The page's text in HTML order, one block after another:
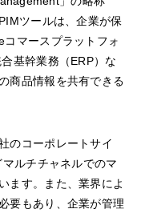
ツールは、企業が保
マースプラットフォ
基幹業務（ERP）な
商品情報を共有できる
のコーポレートサイ
ルチチャネルでのマ
ます。また、業界によ
要もあり、企業が管理